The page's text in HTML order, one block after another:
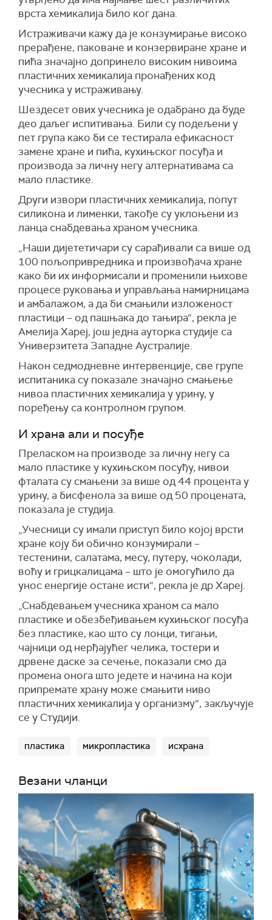
врста хемикалија било ког дана.
Истраживачи кажу да је конзумирање високо
прерађене, паковане и конзервиране хране и
пића значајно допринело високим нивоима
пластичних хемикалија пронађених код
учесника у истраживању.
Шездесет ових учесника је одабрано да буде
део даљег испитивања. Били су подељени у
пет група како би се тестирала ефикасност
замене хране и пића, кухињског посуђа и
производа за личну негу алтернативама са
мало пластике.
Други извори пластичних хемикалија, попут
силикона и лименки, такође су уклоњени из
ланца снабдевања храном учесника.
„Наши дијететичари су сарађивали са више од
100 пољопривредника и произвођача хране
како би их информисали и променили њихове
процесе руковања и управљања намирницама
и амбалажом, а да би смањили изложеност
пластици – од пашњака до тањира“, рекла је
Амелија Хареј, још једна ауторка студије са
Универзитета Западне Аустралије.
Након седмодневне интервенције, све групе
испитаника су показале значајно смањење
нивоа пластичних хемикалија у урину, у
поређењу са контролном групом.
И храна али и посуђе
Преласком на производе за личну негу са
мало пластике у кухињском посуђу, нивои
фталата су смањени за више од 44 процента у
урину, а бисфенола за више од 50 процената,
показала је студија.
„Учесници су имали приступ било којој врсти
хране коју би обично конзумирали –
тестенини, салатама, месу, путеру, чоколади,
воћу и грицкалицама – што је омогућило да
унос енергије остане исти“, рекла је др Хареј.
„Снабдевањем учесника храном са мало
пластике и обезбеђивањем кухињског посуђа
без пластике, као што су лонци, тигањи,
чајници од нерђајућег челика, тостери и
дрвене даске за сечење, показали смо да
промена онога што једете и начина на који
припремате храну може смањити ниво
пластичних хемикалија у организму“, закључује
се у Студији.
пластика микропластика исхрана
Везани чланци